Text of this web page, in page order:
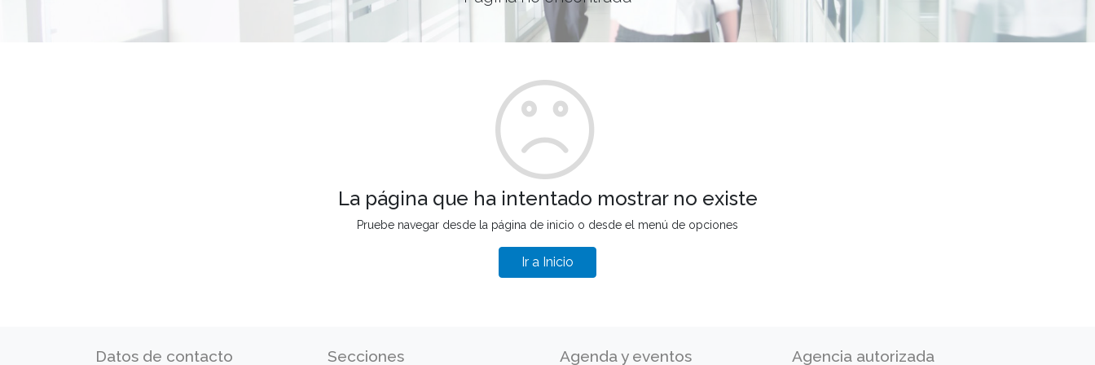
La página que ha intentado mostrar no existe
Pruebe navegar desde la página de inicio o desde el menú de opciones
Ir a Inicio
Datos de contacto Secciones Agenda y eventos Agencia autorizada